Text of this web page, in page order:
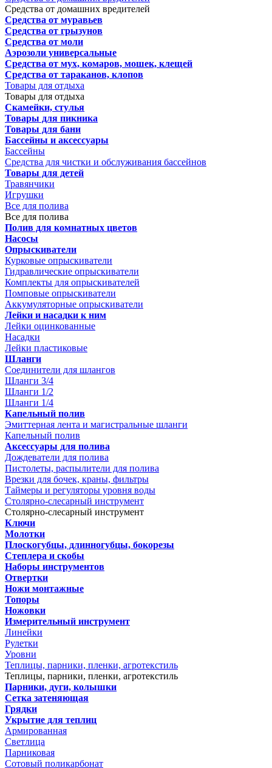
Средства от домашних вредителей
Средства от муравьев
Средства от грызунов
Средства от моли
Аэрозоли универсальные
Средства от мух, комаров, мошек, клещей
Средства от тараканов, клопов
Товары для отдыха
Товары для отдыха
Скамейки, стулья
Товары для пикника
Товары для бани
Бассейны и аксессуары
Бассейны
Средства для чистки и обслуживания бассейнов
Товары для детей
Травянчики
Игрушки
Все для полива
Все для полива
Полив для комнатных цветов
Насосы
Опрыскиватели
Курковые опрыскиватели
Гидравлические опрыскиватели
Комплекты для опрыскивателей
Помповые опрыскиватели
Аккумуляторные опрыскиватели
Лейки и насадки к ним
Лейки оцинкованные
Насадки
Лейки пластиковые
Шланги
Соединители для шлангов
Шланги 3/4
Шланги 1/2
Шланги 1/4
Капельный полив
Эмиттерная лента и магистральные шланги
Капельный полив
Аксессуары для полива
Дождеватели для полива
Пистолеты, распылители для полива
Врезки для бочек, краны, фильтры
Таймеры и регуляторы уровня воды
Столярно-слесарный инструмент
Столярно-слесарный инструмент
Ключи
Молотки
Плоскогубцы, длинногубцы, бокорезы
Степлера и скобы
Наборы инструментов
Отвертки
Ножи монтажные
Топоры
Ножовки
Измерительный инструмент
Линейки
Рулетки
Уровни
Теплицы, парники, пленки, агротекстиль
Теплицы, парники, пленки, агротекстиль
Парники, дуги, колышки
Сетка затеняющая
Грядки
Укрытие для теплиц
Армированная
Светлица
Парниковая
Сотовый поликарбонат